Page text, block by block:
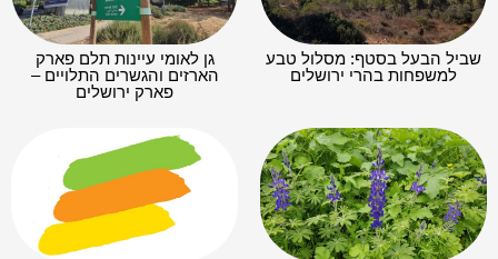
שביל הבעל בסטף: מסלול טבע
למשפחות בהרי ירושלים
גן לאומי עיינות תלם פארק
הארזים והגשרים התלויים –
פארק ירושלים